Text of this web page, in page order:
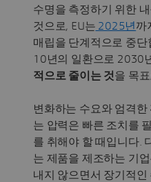
수명을 측정하기 위한
것으로, EU는 2025년까
매립을 단계적으로 중
10년의 일환으로 2030
적으로 줄이는 것을 목
변화하는 수요와 엄격한
는 압력은 빠른 조치를
를 취해야 할 때입니다.
는 제품을 제조하는 기
내지 않으면서 장기적